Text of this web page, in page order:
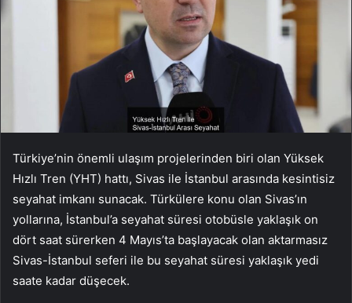
Türkiye’nin önemli ulaşım projelerinden biri olan Yüksek
Hızlı Tren (YHT) hattı, Sivas ile İstanbul arasında kesintisiz
seyahat imkanı sunacak. Türkülere konu olan Sivas’ın
yollarına, İstanbul’a seyahat süresi otobüsle yaklaşık on
dört saat sürerken 4 Mayıs’ta başlayacak olan aktarmasız
Sivas-İstanbul seferi ile bu seyahat süresi yaklaşık yedi
saate kadar düşecek.